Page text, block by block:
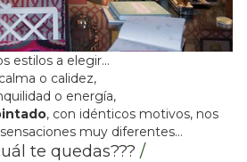
estilos a elegir…
calma o calidez,
o energía,
, con idénticos motivos, nos
muy diferentes…
te quedas??? /